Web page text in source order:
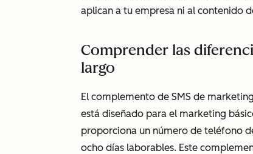
aplican a tu empresa ni al contenido
Comprender las
largo
El complemento de SMS de
está diseñado para el marketing
proporciona un número de teléfono
ocho días laborables. Este